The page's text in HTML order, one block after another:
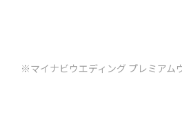
※マイナビウエディング プレミアム